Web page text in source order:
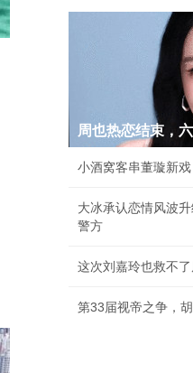
周也热恋结束，
小酒窝客串董璇新
大冰承认恋情风波
警方
这次刘嘉玲也救不
第33届视帝之争，